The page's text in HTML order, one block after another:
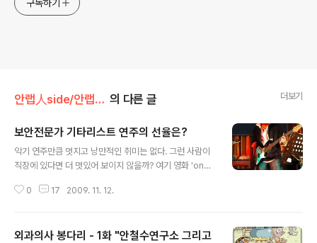
구독하기
안랩人side/안랩!안랩인! 의 다른 글 더보기
보안전문가 기타리스트 연주의 선율은?
악기 연주만큼 멋지고 낭만적인 취미는 없다. 그런 사람이
직장에 있다면 더 멋있어 보이지 않을까? 여기 영화 'onc
은 단순한 개인의 취미를 넘어서 사내 밴드와 외부 밴드 활
그들의 이야기를 들어봤다. 이호웅 책임연구원 (음악할) 뻔
0 17 2009. 11. 12.
외과의사 봉다리 - 1화 "안철수연구소 그리고